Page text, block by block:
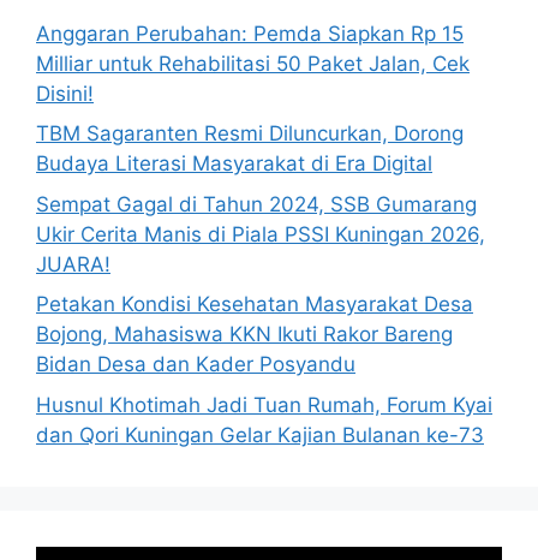
Anggaran Perubahan: Pemda Siapkan Rp 15
Milliar untuk Rehabilitasi 50 Paket Jalan, Cek
Disini!
TBM Sagaranten Resmi Diluncurkan, Dorong
Budaya Literasi Masyarakat di Era Digital
Sempat Gagal di Tahun 2024, SSB Gumarang
Ukir Cerita Manis di Piala PSSI Kuningan 2026,
JUARA!
Petakan Kondisi Kesehatan Masyarakat Desa
Bojong, Mahasiswa KKN Ikuti Rakor Bareng
Bidan Desa dan Kader Posyandu
Husnul Khotimah Jadi Tuan Rumah, Forum Kyai
dan Qori Kuningan Gelar Kajian Bulanan ke-73